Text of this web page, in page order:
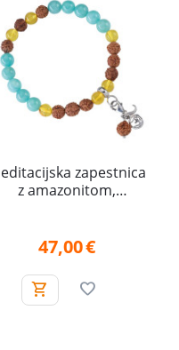
zapestnica
z amazonitom,
47,00€